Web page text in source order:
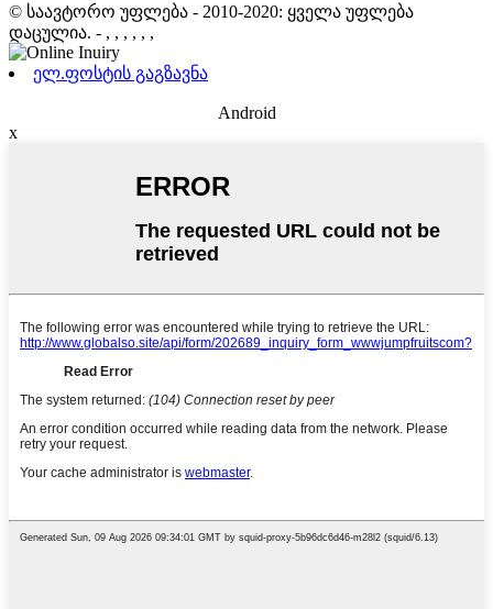
© საავტორო უფლება - 2010-2020: ყველა უფლება
დაცულია. - , , , , , ,
ელ.ფოსტის გაგზავნა
Android
x